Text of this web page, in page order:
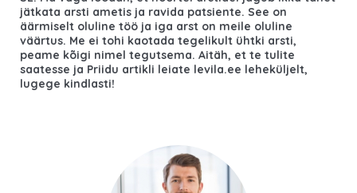
jätkata arsti ametis ja ravida patsiente. See on
äärmiselt oluline töö ja iga arst on meile oluline
väärtus. Me ei tohi kaotada tegelikult ühtki arsti,
peame kõigi nimel tegutsema. Aitäh, et te tulite
saatesse ja Priidu artikli leiate levila.ee leheküljelt,
lugege kindlasti!